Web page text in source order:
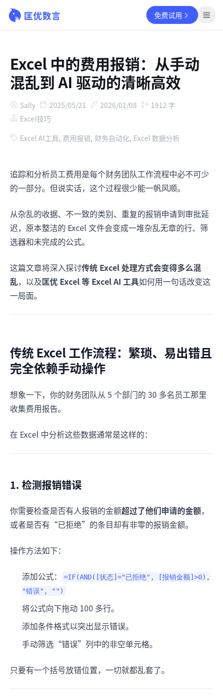
免费试用
Excel 中的费用报销：从手动
混乱到 AI 驱动的清晰高效
Sally 2025/05/21 2026/01/08
1912 字
Excel技巧
Excel AI工具, 费用报销, 财务自动化, Excel 数据分析
追踪和分析员工费用是每个财务团队工作流程中必不可少
的一部分。但说实话，这个过程很少能一帆风顺。
从杂乱的收据、不一致的类别、重复的报销申请到审批延
迟，原本整洁的 Excel 文件会变成一堆杂乱无章的行、筛
选器和未完成的公式。
这篇文章将深入探讨传统 Excel 处理方式会变得多么混
乱，以及匡优 Excel 等 Excel AI 工具如何用一句话改变这
一局面。
传统 Excel 工作流程：繁琐、易出错且
完全依赖手动操作
想象一下，你的财务团队从 5 个部门的 30 多名员工那里
收集费用报告。
在 Excel 中分析这些数据通常是这样的：
1. 检测报销错误
你需要检查是否有人报销的金额超过了他们申请的金额，
或者是否有“已拒绝”的条目却有非零的报销金额。
操作方法如下：
添加公式：
=IF(AND([状态]="已拒绝", [报销金额]>0),
"错误", "")
将公式向下拖动 100 多行。
添加条件格式以突出显示错误。
手动筛选“错误”列中的非空单元格。
只要有一个括号放错位置，一切就都乱套了。